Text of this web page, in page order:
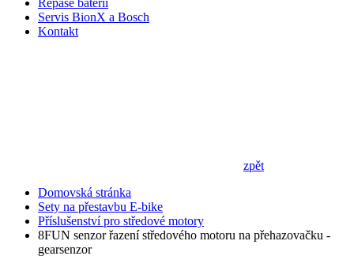
Servis BionX a Bosch
Kontakt
zpět
Domovská stránka
Sety na přestavbu E-bike
Příslušenství pro středové motory
8FUN senzor řazení středového motoru na přehazovačku -
gearsenzor